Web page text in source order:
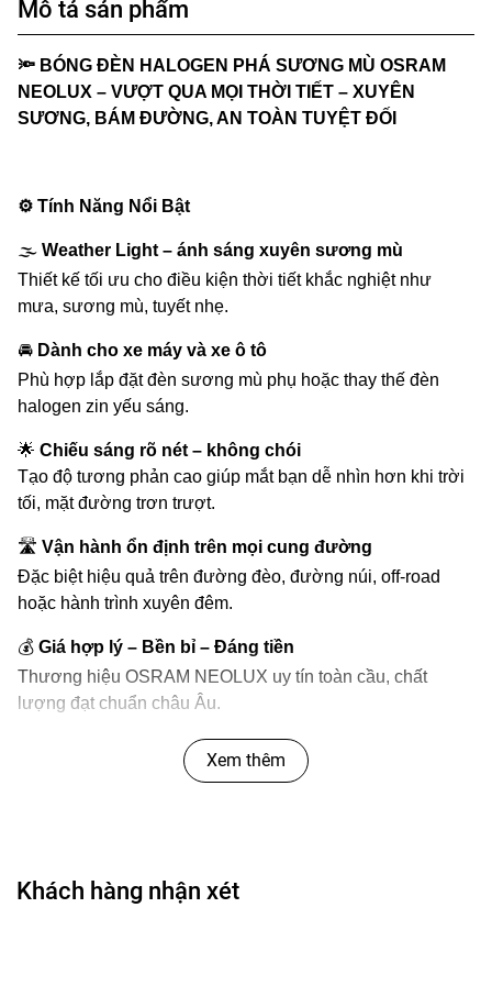
Mô tả sản phẩm
🔦 BÓNG ĐÈN HALOGEN PHÁ SƯƠNG MÙ OSRAM
NEOLUX – VƯỢT QUA MỌI THỜI TIẾT – XUYÊN
SƯƠNG, BÁM ĐƯỜNG, AN TOÀN TUYỆT ĐỐI
⚙️ Tính Năng Nổi Bật
🌫️ Weather Light – ánh sáng xuyên sương mù
Thiết kế tối ưu cho điều kiện thời tiết khắc nghiệt như
mưa, sương mù, tuyết nhẹ.
🚘 Dành cho xe máy và xe ô tô
Phù hợp lắp đặt đèn sương mù phụ hoặc thay thế đèn
halogen zin yếu sáng.
🌟 Chiếu sáng rõ nét – không chói
Tạo độ tương phản cao giúp mắt bạn dễ nhìn hơn khi trời
tối, mặt đường trơn trượt.
🛣️ Vận hành ổn định trên mọi cung đường
Đặc biệt hiệu quả trên đường đèo, đường núi, off-road
hoặc hành trình xuyên đêm.
💰 Giá hợp lý – Bền bỉ – Đáng tiền
Thương hiệu OSRAM NEOLUX uy tín toàn cầu, chất
lượng đạt chuẩn châu Âu.
Dễ nhận diện người đi bộ, xe phía trước hoặc
Xem thêm
Khách hàng nhận xét